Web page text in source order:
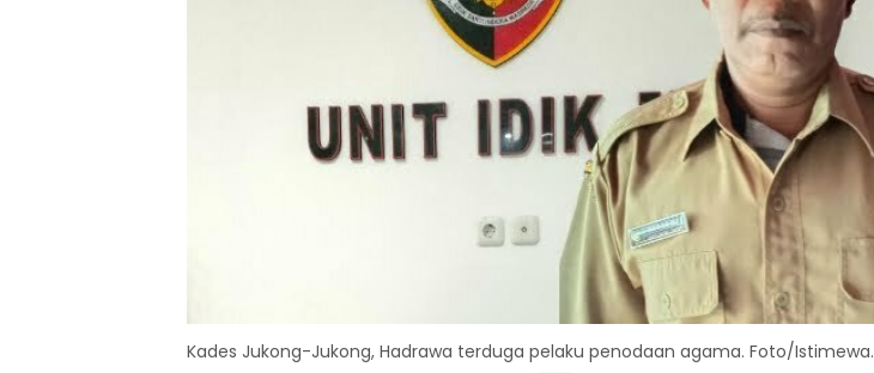
Kades Jukong-Jukong, Hadrawa terduga pelaku penodaan agama. Foto/Istimewa.